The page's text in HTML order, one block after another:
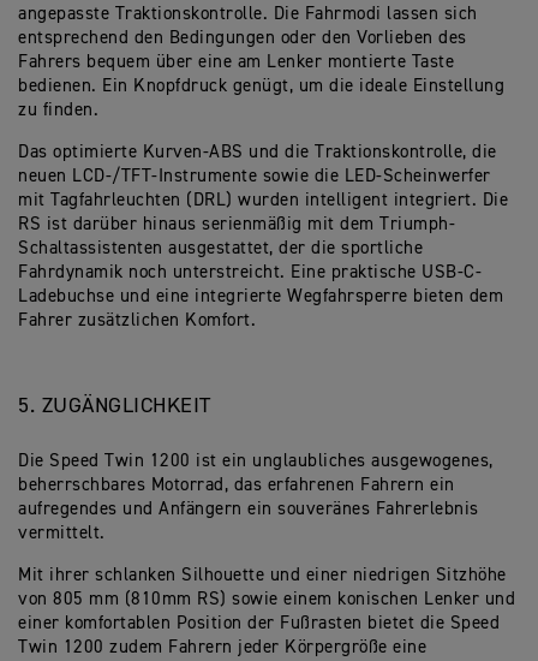
angepasste Traktionskontrolle. Die Fahrmodi lassen sich
entsprechend den Bedingungen oder den Vorlieben des
Fahrers bequem über eine am Lenker montierte Taste
bedienen. Ein Knopfdruck genügt, um die ideale Einstellung
zu finden.
Das optimierte Kurven-ABS und die Traktionskontrolle, die
neuen LCD-/TFT-Instrumente sowie die LED-Scheinwerfer
mit Tagfahrleuchten (DRL) wurden intelligent integriert. Die
RS ist darüber hinaus serienmäßig mit dem Triumph-
Schaltassistenten ausgestattet, der die sportliche
Fahrdynamik noch unterstreicht. Eine praktische USB-C-
Ladebuchse und eine integrierte Wegfahrsperre bieten dem
Fahrer zusätzlichen Komfort.
5. ZUGÄNGLICHKEIT
Die Speed Twin 1200 ist ein unglaubliches ausgewogenes,
beherrschbares Motorrad, das erfahrenen Fahrern ein
aufregendes und Anfängern ein souveränes Fahrerlebnis
vermittelt.
Mit ihrer schlanken Silhouette und einer niedrigen Sitzhöhe
von 805 mm (810mm RS) sowie einem konischen Lenker und
einer komfortablen Position der Fußrasten bietet die Speed
Twin 1200 zudem Fahrern jeder Körpergröße eine